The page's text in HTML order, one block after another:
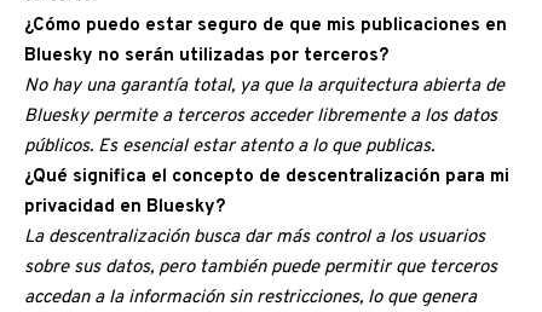
¿Cómo puedo estar seguro de que mis publicaciones en
Bluesky no serán utilizadas por terceros?
No hay una garantía total, ya que la arquitectura abierta de
Bluesky permite a terceros acceder libremente a los datos
públicos. Es esencial estar atento a lo que publicas.
¿Qué significa el concepto de descentralización para mi
privacidad en Bluesky?
La descentralización busca dar más control a los usuarios
sobre sus datos, pero también puede permitir que terceros
accedan a la información sin restricciones, lo que genera